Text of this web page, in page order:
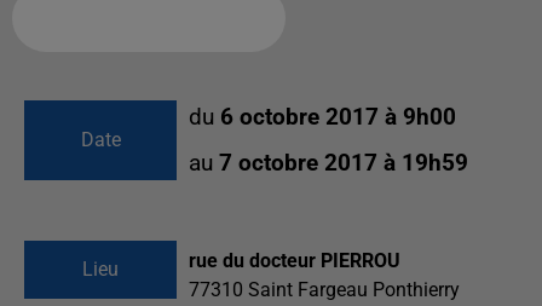
Date
du 6 octobre 2017 à 9h00
au 7 octobre 2017 à 19h59
Lieu
rue du docteur PIERROU
77310 Saint Fargeau Ponthierry